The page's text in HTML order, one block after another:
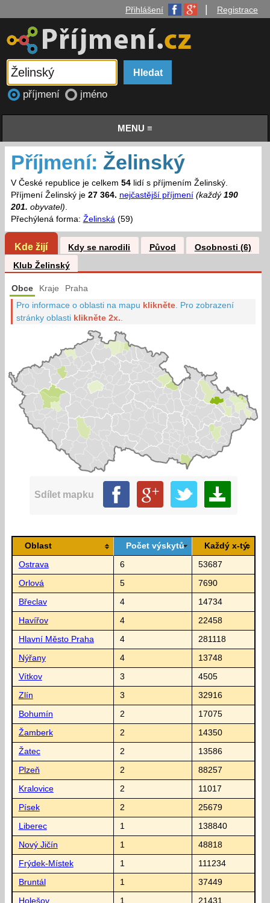
Přihlášení Registrace
příjmení jméno
MENU ≡
Příjmení: Želinský
V České republice je celkem 54lidí s příjmením Želinský.
Příjmení Želinský je 27 364. nejčastější příjmení (každý 190
201. obyvatel).
Přechýlená forma: Želinská(59)
Kde žijí Kdy se narodili Původ
Osobnosti (6)
Klub Želinský
Obce Kraje Praha
Pro informace o oblasti na mapu klikněte Pro zobrazení
stránky oblasti klikněte 2x.
Sdílet mapku
Oblast Počet výskytů Každý x-tý
Ostrava 6 53687
Orlová 5 7690
Břeclav 4 14734
Havířov 4 22458
Hlavní Město Praha 4 281118
Nýřany 4 13748
Vítkov 3 4505
Zlín 3 32916
Bohumín 2 17075
Žamberk 2 14350
Žatec 2 13586
Plzeň 2 88257
Kralovice 2 11017
Písek 2 25679
Liberec 1 138840
Nový Jičín 1 48818
Frýdek-Místek 1 111234
Bruntál 1 37449
Holešov 1 21431